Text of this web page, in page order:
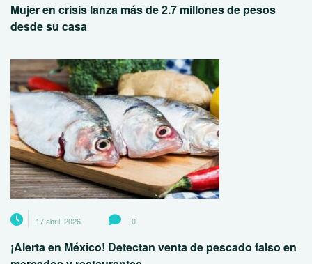
Mujer en crisis lanza más de 2.7 millones de pesos
desde su casa
17 abril, 2026 0
¡Alerta en México! Detectan venta de pescado falso en